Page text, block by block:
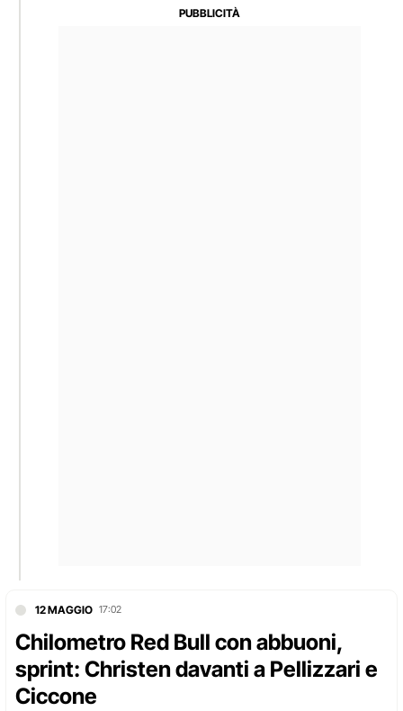
12 MAGGIO 17:02
Chilometro Red Bull con abbuoni,
sprint: Christen davanti a Pellizzari e
Ciccone